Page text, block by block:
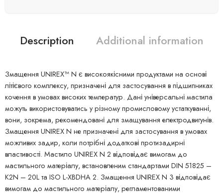
Description Additional information
Змащення UNIREX™ N є високоякісними продуктами на основі
літієвого комплексу, призначені для застосування в підшипниках
кочення в умовах високих температур. Дані універсальні мастила
можуть використовуватись у різному промисловому устаткуванні,
вони, зокрема, рекомендовані для змащування електродвигунів.
Змащення UNIREX N не призначені для застосування в умовах
можливих задир, коли потрібні додаткові протизадирні
властивості. Мастило UNIREX N 2 відповідає вимогам до
мастильного матеріалу, встановленим стандартами DIN 51825 –
K2N – 20L та ISO L-XBDHA 2. Змащення UNIREX N 3 відповідає
вимогам до мастильного матеріалу, регламентованими